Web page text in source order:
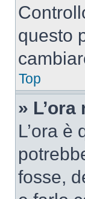
questo
Top
»
L’ora è
fosse,